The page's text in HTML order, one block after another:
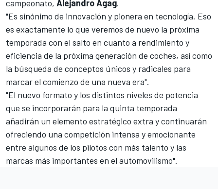
campeonato, Alejandro Agag.
"Es sinónimo de innovación y pionera en tecnología. Eso
es exactamente lo que veremos de nuevo la próxima
temporada con el salto en cuanto a rendimiento y
eficiencia de la próxima generación de coches, así como
la búsqueda de conceptos únicos y radicales para
marcar el comienzo de una nueva era".
"El nuevo formato y los distintos niveles de potencia
que se incorporarán para la quinta temporada
añadirán un elemento estratégico extra y continuarán
ofreciendo una competición intensa y emocionante
entre algunos de los pilotos con más talento y las
marcas más importantes en el automovilismo".